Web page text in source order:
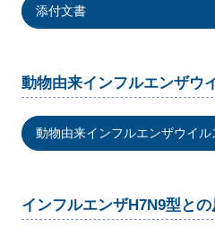
添付文書
動物由来インフルエンザウ
動物由来インフルエンザウイル
インフルエンザH7N9型と